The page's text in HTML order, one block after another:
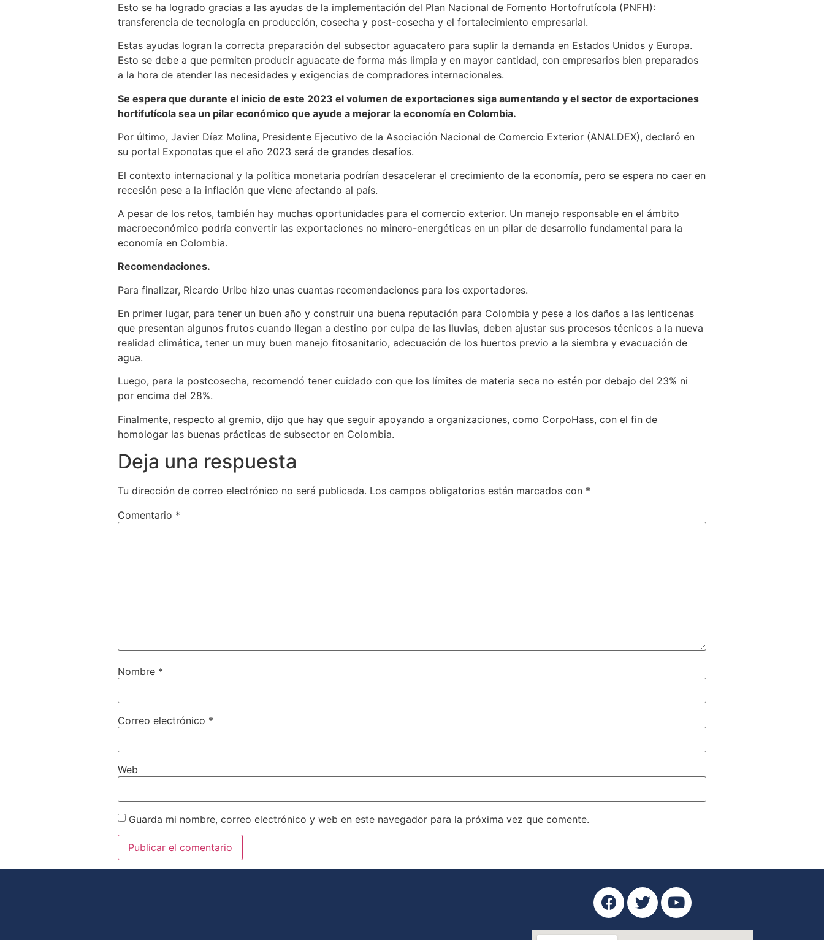
Esto se ha logrado gracias a las ayudas de la implementación del Plan Nacional de Fomento Hortofrutícola (PNFH):
transferencia de tecnología en producción, cosecha y post-cosecha y el fortalecimiento empresarial.
Estas ayudas logran la correcta preparación del subsector aguacatero para suplir la demanda en Estados Unidos y Europa.
Esto se debe a que permiten producir aguacate de forma más limpia y en mayor cantidad, con empresarios bien preparados
a la hora de atender las necesidades y exigencias de compradores internacionales.
Se espera que durante el inicio de este 2023 el volumen de exportaciones siga aumentando y el sector de exportaciones
hortifutícola sea un pilar económico que ayude a mejorar la economía en Colombia.
Por último, Javier Díaz Molina, Presidente Ejecutivo de la Asociación Nacional de Comercio Exterior (ANALDEX), declaró en
su portal Exponotas que el año 2023 será de grandes desafíos.
El contexto internacional y la política monetaria podrían desacelerar el crecimiento de la economía, pero se espera no caer en
recesión pese a la inflación que viene afectando al país.
A pesar de los retos, también hay muchas oportunidades para el comercio exterior. Un manejo responsable en el ámbito
macroeconómico podría convertir las exportaciones no minero-energéticas en un pilar de desarrollo fundamental para la
economía en Colombia.
Recomendaciones.
Para finalizar, Ricardo Uribe hizo unas cuantas recomendaciones para los exportadores.
En primer lugar, para tener un buen año y construir una buena reputación para Colombia y pese a los daños a las lenticenas
que presentan algunos frutos cuando llegan a destino por culpa de las lluvias, deben ajustar sus procesos técnicos a la nueva
realidad climática, tener un muy buen manejo fitosanitario, adecuación de los huertos previo a la siembra y evacuación de
agua.
Luego, para la postcosecha, recomendó tener cuidado con que los límites de materia seca no estén por debajo del 23% ni
por encima del 28%.
Finalmente, respecto al gremio, dijo que hay que seguir apoyando a organizaciones, como CorpoHass, con el fin de
homologar las buenas prácticas de subsector en Colombia.
Deja una respuesta
Tu dirección de correo electrónico no será publicada. Los campos obligatorios están marcados con *
Comentario *
Nombre *
Correo electrónico *
Web
Guarda mi nombre, correo electrónico y web en este navegador para la próxima vez que comente.